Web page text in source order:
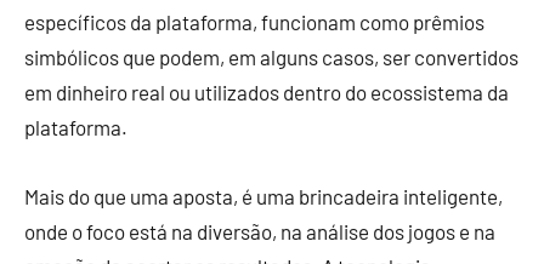
específicos da plataforma, funcionam como prêmios
simbólicos que podem, em alguns casos, ser convertidos
em dinheiro real ou utilizados dentro do ecossistema da
plataforma.
Mais do que uma aposta, é uma brincadeira inteligente,
onde o foco está na diversão, na análise dos jogos e na